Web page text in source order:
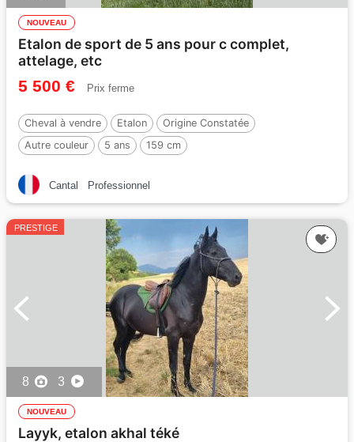
NOUVEAU
Etalon de sport de 5 ans pour c complet,
attelage, etc
5 500 € Prix ferme
Cheval à vendre Etalon
Origine Constatée
Autre couleur
5 ans 159 cm
Cantal Professionnel
PRESTIGE
8 3
NOUVEAU
Layyk, etalon akhal téké